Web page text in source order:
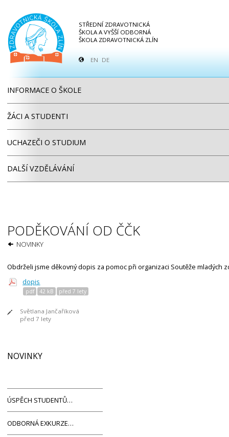
STŘEDNÍ ZDRAVOTNICKÁ
ŠKOLA A VYŠŠÍ ODBORNÁ
ŠKOLA ZDRAVOTNICKÁ ZLÍN
EN DE
INFORMACE O ŠKOLE
ŽÁCI A STUDENTI
UCHAZEČI O STUDIUM
DALŠÍ VZDĚLÁVÁNÍ
PODĚKOVÁNÍ OD ČČK
NOVINKY
Obdrželi jsme děkovný dopis za pomoc při organizaci Soutěže mladých
dopis
pdf 42 kB­ před 7 lety
Světlana Jančaříková
před 7 lety
NOVINKY
ÚSPĚCH STUDENTŮ…
ODBORNÁ EXKURZE…